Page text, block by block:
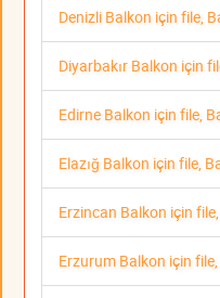
Denizli Balkon için file,
Diyarbakır Balkon için
Edirne Balkon için file,
Elazığ Balkon için file,
Erzincan Balkon için
Erzurum Balkon için